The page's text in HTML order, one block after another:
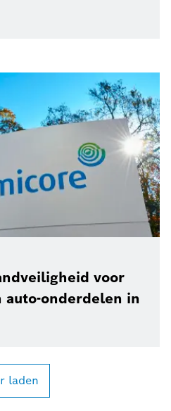
voor
onderdelen in
laden